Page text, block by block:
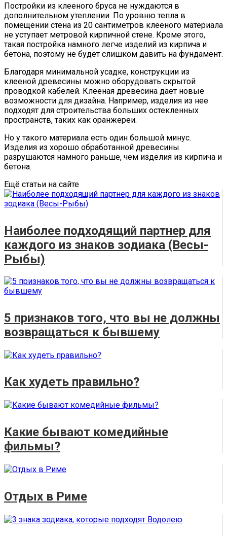
Постройки из клееного бруса не нуждаются в
дополнительном утеплении. По уровню тепла в
помещении стена из 20 сантиметров клееного материала
не уступает метровой кирпичной стене. Кроме этого,
такая постройка намного легче изделий из кирпича и
бетона, поэтому не будет слишком давить на фундамент.
Благодаря минимальной усадке, конструкции из
клееной древесины можно оборудовать скрытой
проводкой кабелей. Клееная древесина дает новые
возможности для дизайна. Например, изделия из нее
подходят для строительства больших остекленных
пространств, таких как оранжереи.
Но у такого материала есть один большой минус.
Изделия из хорошо обработанной древесины
разрушаются намного раньше, чем изделия из кирпича и
бетона.
Ещё статьи на сайте
Наиболее подходящий партнер для
каждого из знаков зодиака (Весы-
Рыбы)
5 признаков того, что вы не должны
возвращаться к бывшему
Как худеть правильно?
Какие бывают комедийные
фильмы?
Отдых в Риме